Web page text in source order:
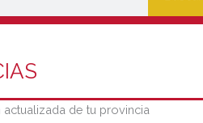
de tu provincia